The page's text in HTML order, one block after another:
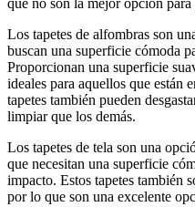
que no son la mejor opción
Los tapetes de alfombras son
buscan una superficie cómoda
Proporcionan una superficie
ideales para aquellos que están
tapetes también pueden
limpiar que los demás.
Los tapetes de tela son una
que necesitan una superficie
impacto. Estos tapetes también
por lo que son una excelente